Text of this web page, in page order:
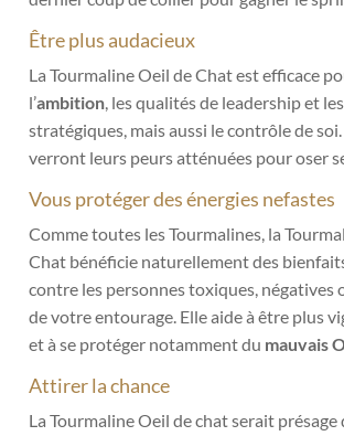
Être plus audacieux
La Tourmaline Oeil de Chat est efficace
l’ambition, les qualités de leadership et
stratégiques, mais aussi le contrôle de
verront leurs peurs atténuées pour oser
Vous protéger des énergies nefastes
Comme toutes les Tourmalines, la
Chat bénéficie naturellement des
contre les personnes toxiques, négatives
de votre entourage. Elle aide à être plus
et à se protéger notamment du mauvais
Attirer la chance
La Tourmaline Oeil de chat serait présage